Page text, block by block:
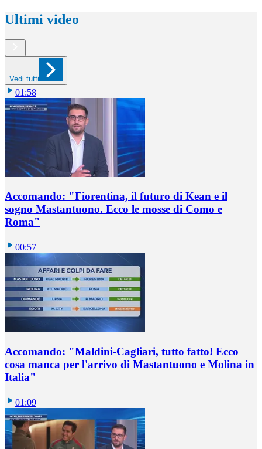
Ultimi video
Vedi tutti
01:58
Accomando: "Fiorentina, il futuro di Kean e il
sogno Mastantuono. Ecco le mosse di Como e
Roma"
00:57
Accomando: "Maldini-Cagliari, tutto fatto! Ecco
cosa manca per l'arrivo di Mastantuono e Molina in
Italia"
01:09